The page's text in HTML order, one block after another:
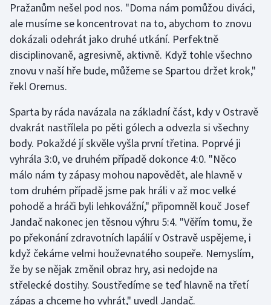
Sportovní střelba
Stolní tenis
Triatlon
Vodní slalom
Volejbal
Ostatní
Pražanům nešel pod nos. "Doma nám pomůžou diváci,
ale musíme se koncentrovat na to, abychom to znovu
dokázali odehrát jako druhé utkání. Perfektně
disciplinovaně, agresivně, aktivně. Když tohle všechno
znovu v naší hře bude, můžeme se Spartou držet krok,"
řekl Oremus.
Sparta by ráda navázala na základní část, kdy v Ostravě
dvakrát nastřílela po pěti gólech a odvezla si všechny
body. Pokaždé jí skvěle vyšla první třetina. Poprvé ji
vyhrála 3:0, ve druhém případě dokonce 4:0. "Něco
málo nám ty zápasy mohou napovědět, ale hlavně v
tom druhém případě jsme pak hráli v až moc velké
pohodě a hráči byli lehkovážní," připomněl kouč Josef
Jandač nakonec jen těsnou výhru 5:4. "Věřím tomu, že
po překonání zdravotních lapálií v Ostravě uspějeme, i
když čekáme velmi houževnatého soupeře. Nemyslím,
že by se nějak změnil obraz hry, asi nedojde na
střelecké dostihy. Soustředíme se teď hlavně na třetí
zápas a chceme ho vyhrát," uvedl Jandač.